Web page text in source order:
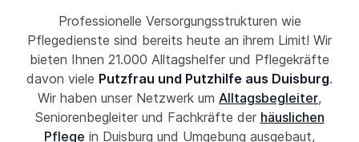
Professionelle Versorgungsstrukturen wie
Pflegedienste sind bereits heute an ihrem Limit! Wir
bieten Ihnen 21.000 Alltagshelfer und Pflegekräfte
davon viele Putzfrau und Putzhilfe aus Duisburg.
Wir haben unser Netzwerk um Alltagsbegleiter,
Seniorenbegleiter und Fachkräfte der häuslichen
Pflege in Duisburg und Umgebung ausgebaut,